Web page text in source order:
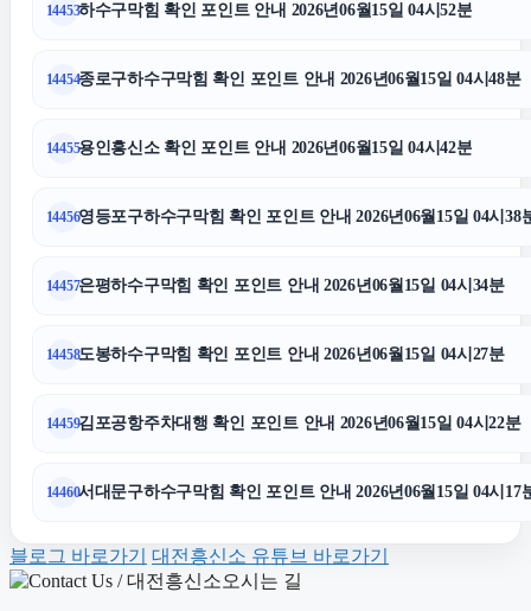
트립닷컴할인코드
울산치과
수원이혼전문변호사
부산흥신소
부산휴대폰성지
14453하수구막힘 확인 포인트 안내 2026년06월15일 04시52분
14454종로구하수구막힘 확인 포인트 안내 2026년06월15일 04시48분
14455용인흥신소 확인 포인트 안내 2026년06월15일 04시42분
14456영등포구하수구막힘 확인 포인트 안내 2026년06월15일 04시38
14457은평하수구막힘 확인 포인트 안내 2026년06월15일 04시34분
14458도봉하수구막힘 확인 포인트 안내 2026년06월15일 04시27분
14459김포공항주차대행 확인 포인트 안내 2026년06월15일 04시22분
14460서대문구하수구막힘 확인 포인트 안내 2026년06월15일 04시17
블로그 바로가기 대전흥신소 유튜브 바로가기